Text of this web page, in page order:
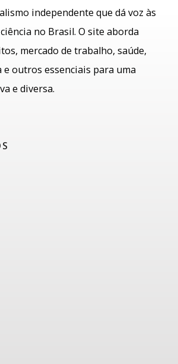
independente que dá voz às
no Brasil. O site aborda
mercado de trabalho, saúde,
e outros essenciais para uma
e diversa.